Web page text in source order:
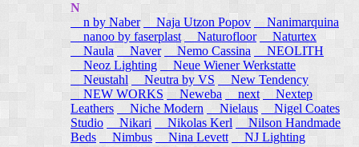
N
n by Naber
Naja Utzon Popov
Nanimarquina
nanoo by faserplast
Naturofloor
Naturtex
Naula
Naver Nemo Cassina
NEOLITH
Neoz Lighting
Neue Wiener Werkstatte
Neustahl
Neutra by VS
New Tendency
NEW WORKS
Neweba next
Nextep
Leathers
Niche Modern Nielaus
Nigel Coates
Studio
Nikari Nikolas Kerl
Nilson Handmade
Beds
Nimbus Nina Levett
NJ Lighting